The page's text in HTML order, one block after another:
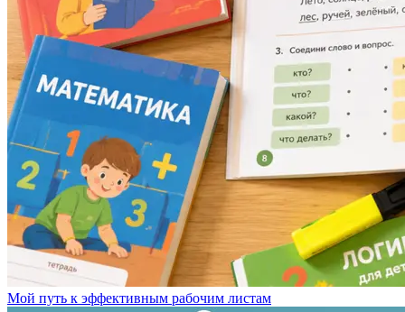
Мой путь к эффективным рабочим листам